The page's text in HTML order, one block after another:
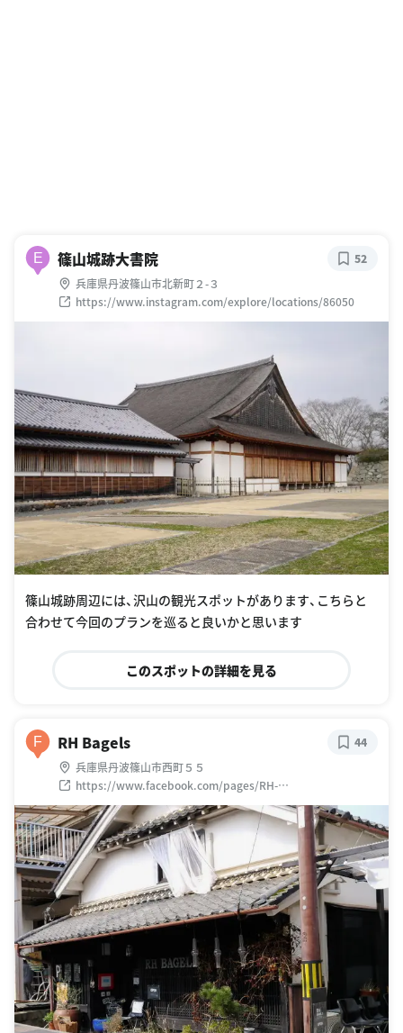
E 篠山城跡大書院
兵庫県丹波篠山市北新町２-３
https://www.instagram.com/explore/locations/86050
52
篠山城跡周辺には、沢山の観光スポットがあります、こちらと
合わせて今回のプランを巡ると良いかと思います
このスポットの詳細を見る
F RH Bagels
兵庫県丹波篠山市西町５５
https://www.facebook.com/pages/RH-
Bagels/319818674852952
44